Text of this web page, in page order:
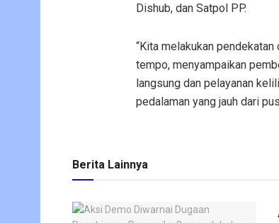
Dishub, dan Satpol PP.
“Kita melakukan
tempo, menyampaikan
langsung dan pelayanan
pedalaman yang jauh dari
Berita Lainnya